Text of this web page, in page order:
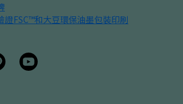
證FSC™和大豆環保油墨包裝印刷